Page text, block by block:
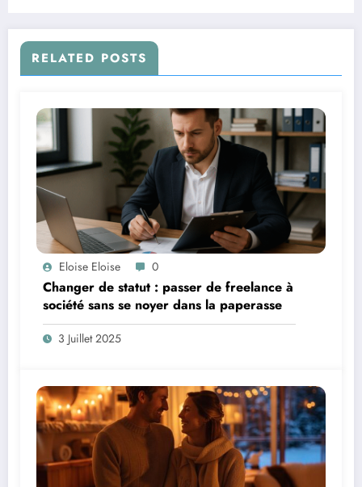
RELATED POSTS
Eloise Eloise 0
Changer de statut : passer de freelance à
société sans se noyer dans la paperasse
3 Juillet 2025